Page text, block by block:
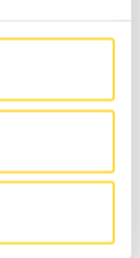
libérer